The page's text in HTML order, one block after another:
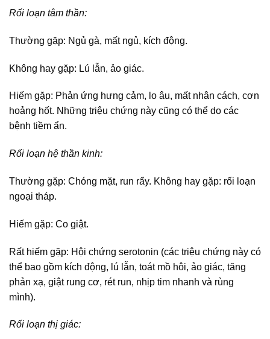
Rối loạn tâm thần:
Thường gặp: Ngủ gà, mất ngủ, kích động.
Không hay gặp: Lú lẫn, ảo giác.
Hiếm gặp: Phản ứng hưng cảm, lo âu, mất nhân cách, cơn
hoảng hốt. Những triệu chứng này cũng có thể do các
bệnh tiềm ẩn.
Rối loạn hệ thần kinh:
Thường gặp: Chóng mặt, run rẩy. Không hay gặp: rối loạn
ngoại tháp.
Hiếm gặp: Co giật.
Rất hiếm gặp: Hội chứng serotonin (các triệu chứng này có
thể bao gồm kích động, lú lẫn, toát mồ hôi, ảo giác, tăng
phản xạ, giật rung cơ, rét run, nhịp tim nhanh và rùng
mình).
Rối loạn thị giác: